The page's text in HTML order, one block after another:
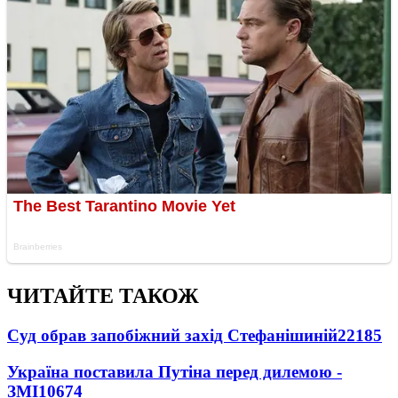
ЧИТАЙТЕ ТАКОЖ
Суд обрав запобіжний захід Стефанішиній22185
Україна поставила Путіна перед дилемою -
ЗМІ10674